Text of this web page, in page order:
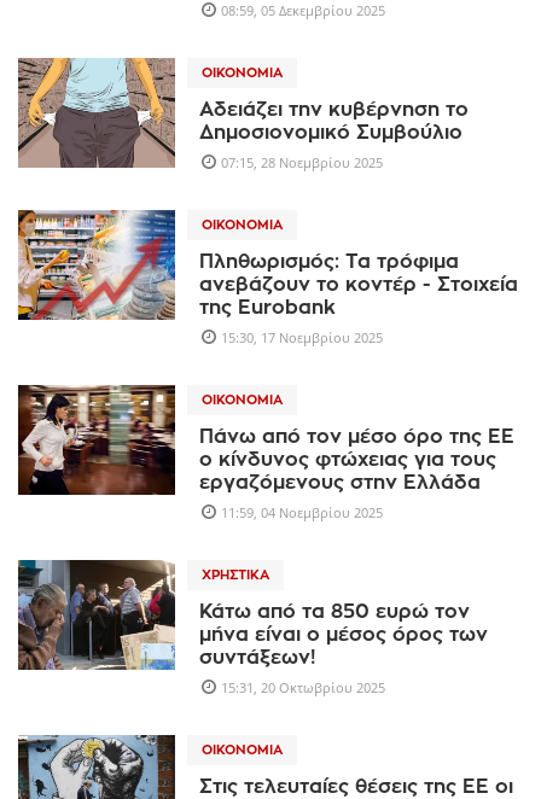
08:59, 05 Δεκεμβρίου 2025
ΟΙΚΟΝΟΜΊΑ
Αδειάζει την κυβέρνηση το
Δημοσιονομικό Συμβούλιο
07:15, 28 Νοεμβρίου 2025
ΟΙΚΟΝΟΜΊΑ
Πληθωρισμός: Τα τρόφιμα
ανεβάζουν το κοντέρ - Στοιχεία
της Eurobank
15:30, 17 Νοεμβρίου 2025
ΟΙΚΟΝΟΜΊΑ
Πάνω από τον μέσο όρο της ΕΕ
ο κίνδυνος φτώχειας για τους
εργαζόμενους στην Ελλάδα
11:59, 04 Νοεμβρίου 2025
ΧΡΗΣΤΙΚΆ
Κάτω από τα 850 ευρώ τον
μήνα είναι ο μέσος όρος των
συντάξεων!
15:31, 20 Οκτωβρίου 2025
ΟΙΚΟΝΟΜΊΑ
Στις τελευταίες θέσεις της ΕΕ οι